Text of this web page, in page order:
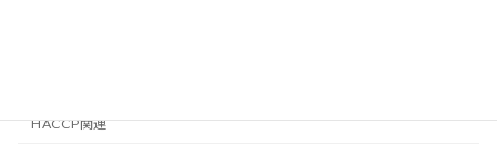
HACCP関連